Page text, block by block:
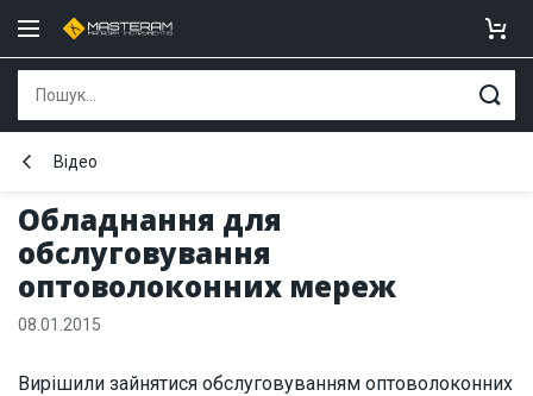
Обладнання для
обслуговування
оптоволоконних мереж
Відео
08.01.2015
Вирішили зайнятися обслуговуванням оптоволоконних